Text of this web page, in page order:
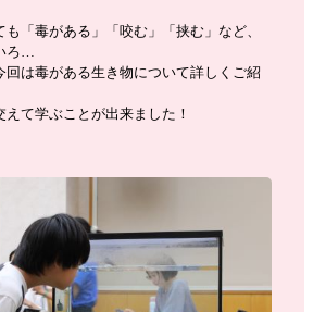
も「毒がある」「咬む」「挟む」など、
ろ…
回は毒がある生き物について詳しくご紹
て学ぶことが出来ました！